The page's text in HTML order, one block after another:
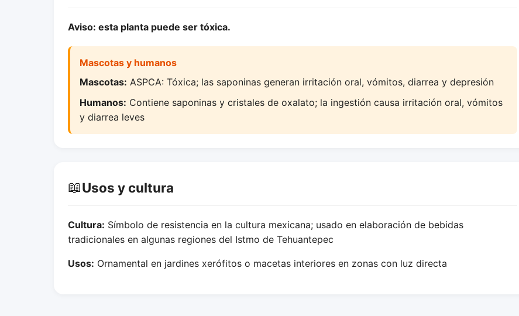
Aviso: esta planta puede ser tóxica.
Mascotas y humanos
Mascotas: ASPCA: Tóxica; las saponinas generan irritación oral, vómitos, diarrea y depresión
Humanos: Contiene saponinas y cristales de oxalato; la ingestión causa irritación oral, vómitos
y diarrea leves
📖Usos y cultura
Cultura: Símbolo de resistencia en la cultura mexicana; usado en elaboración de bebidas
tradicionales en algunas regiones del Istmo de Tehuantepec
Usos: Ornamental en jardines xerófitos o macetas interiores en zonas con luz directa